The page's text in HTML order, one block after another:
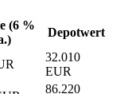
(6 %
Depotwert
32.010
EUR
86.220